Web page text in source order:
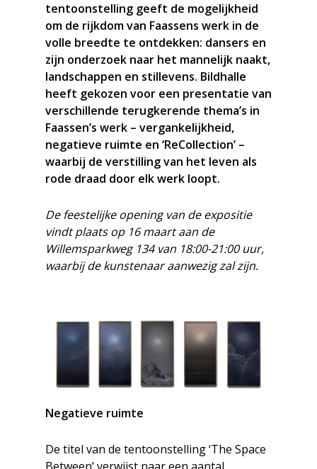
tentoonstelling geeft de mogelijkheid
om de rijkdom van Faassens werk in de
volle breedte te ontdekken: dansers en
zijn onderzoek naar het mannelijk naakt,
landschappen en stillevens. Bildhalle
heeft gekozen voor een presentatie van
verschillende terugkerende thema’s in
Faassen’s werk – vergankelijkheid,
negatieve ruimte en ‘ReCollection’ –
waarbij de verstilling van het leven als
rode draad door elk werk loopt.
De feestelijke opening van de expositie
vindt plaats op 16 maart aan de
Willemsparkweg 134 van 18:00-21:00 uur,
waarbij de kunstenaar aanwezig zal zijn.
Negatieve ruimte
De titel van de tentoonstelling ‘The Space